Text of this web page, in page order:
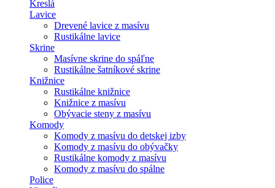
Kreslá
Lavice
Drevené lavice z masívu
Rustikálne lavice
Skrine
Masívne skrine do spáľne
Rustikálne šatníkové skrine
Knižnice
Rustikálne knižnice
Knižnice z masívu
Obývacie steny z masívu
Komody
Komody z masívu do detskej izby
Komody z masívu do obývačky
Rustikálne komody z masívu
Komody z masívu do spálne
Police